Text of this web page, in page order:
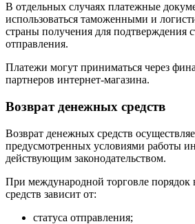
В отдельных случаях платежные
использоваться таможенными и
страны получения для подтверждения
отправления.
Платежи могут приниматься через
партнеров интернет-магазина.
Возврат денежных средств
Возврат денежных средств
предусмотренных условиями работы
действующим законодательством.
При международной торговле порядок
средств зависит от:
статуса отправления;